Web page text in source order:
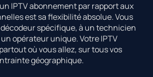
IPTV abonnement par rapport aux
est sa flexibilité absolue. Vous
décodeur spécifique, à un technicien
opérateur unique. Votre IPTV
où vous allez, sur tous vos
géographique.